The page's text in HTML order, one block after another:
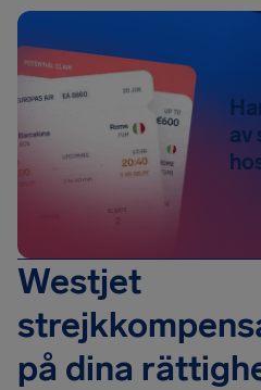
av
Westjet
på dina